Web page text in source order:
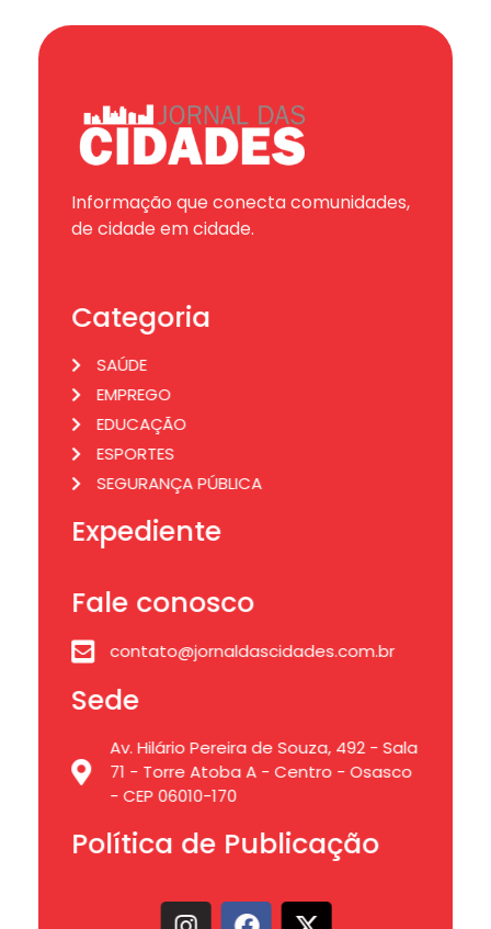
Informação que conecta comunidades,
de cidade em cidade.
Categoria
SAÚDE
EMPREGO
EDUCAÇÃO
ESPORTES
SEGURANÇA PÚBLICA
Expediente
Fale conosco
contato@jornaldascidades.com.br
Sede
Av. Hilário Pereira de Souza, 492 - Sala
71 - Torre Atoba A - Centro - Osasco
- CEP 06010-170
Política de Publicação